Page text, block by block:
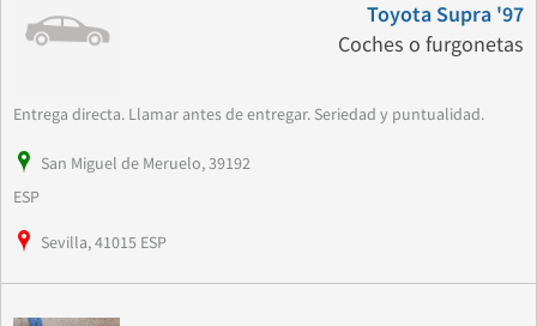
Toyota Supra '97
Coches o furgonetas
Entrega directa. Llamar antes de entregar. Seriedad y puntualidad.
San Miguel de Meruelo, 39192
ESP
Sevilla, 41015 ESP